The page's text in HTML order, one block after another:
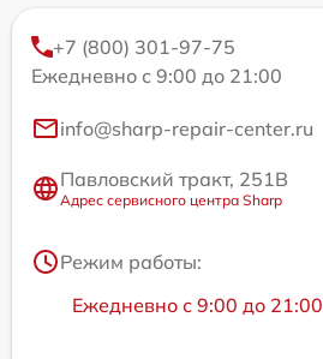
+7 (800) 301-97-75
Ежедневно с 9:00 до 21:00
info@sharp-repair-center.ru
Павловский тракт, 251В
Адрес сервисного центра Sharp
Режим работы:
Ежедневно с 9:00 до 21:00